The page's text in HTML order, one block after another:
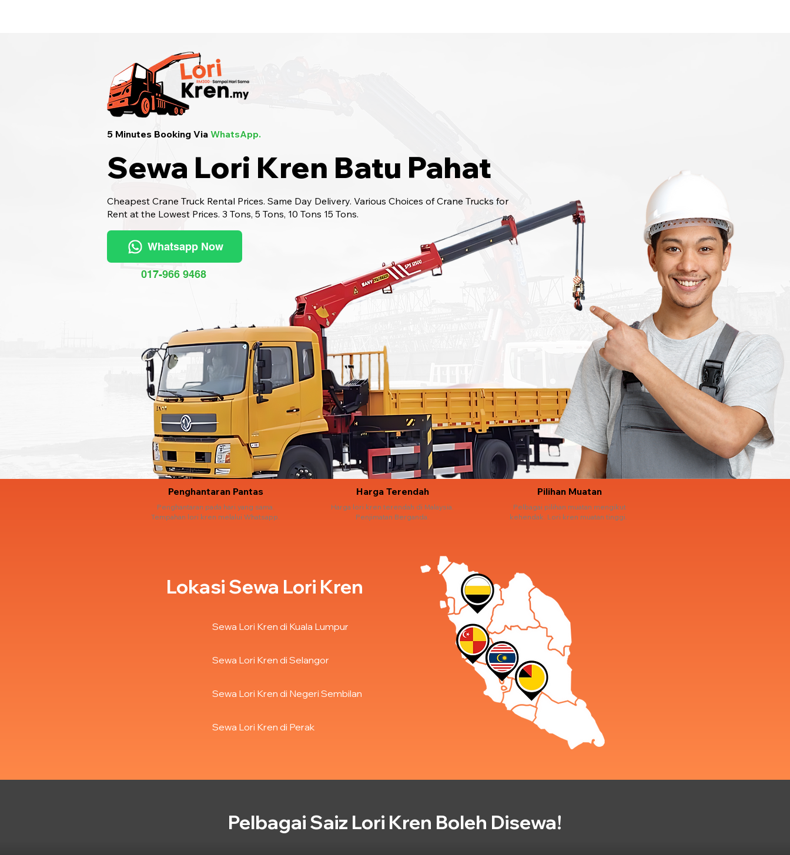
5 Minutes Booking Via WhatsApp.
Sewa Lori Kren Batu Pahat
Cheapest Crane Truck Rental Prices. Same Day Delivery. Various Choices of Crane Trucks for
Rent at the Lowest Prices. 3 Tons, 5 Tons, 10 Tons 15 Tons.
Whatsapp Now
017-966 9468
Penghantaran Pantas
Penghantaran pada hari yang sama.
Tempahan lori kren melalui Whatsapp.
Harga Terendah
Harga lori kren terendah di Malaysia.
Penjimatan Berganda.
Pilihan Muatan
Pelbagai pilihan muatan mengikut
kehendak. Lori kren muatan tinggi.
Lokasi Sewa Lori Kren
Sewa Lori Kren di Kuala Lumpur
Sewa Lori Kren di Selangor
Sewa Lori Kren di Negeri Sembilan
Sewa Lori Kren di Perak
Pelbagai Saiz Lori Kren Boleh Disewa!